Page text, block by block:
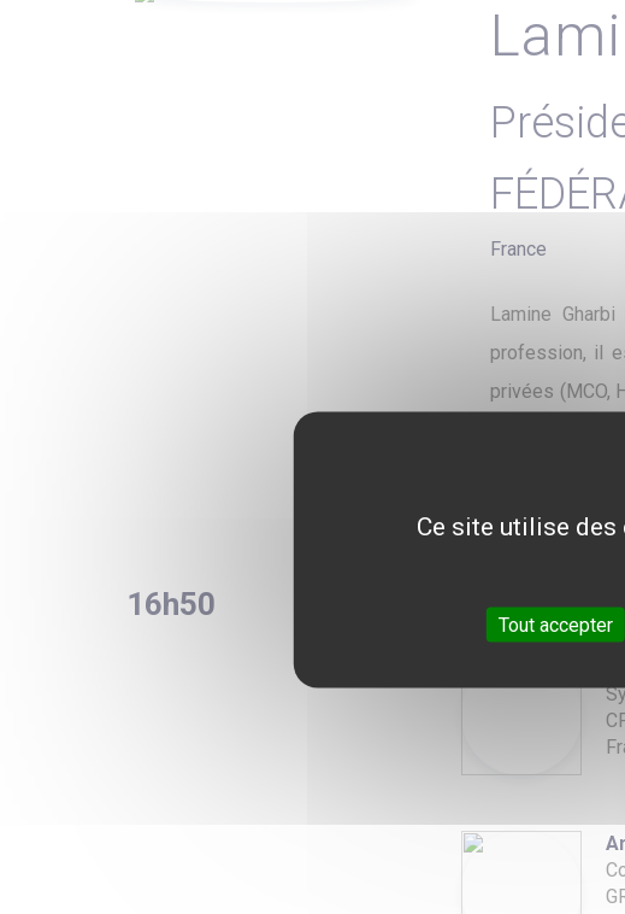
France
Lamine
profession, il
privées (MCO,
assurent
administratifs
16h50
Ce site utilise des
Tout accepter